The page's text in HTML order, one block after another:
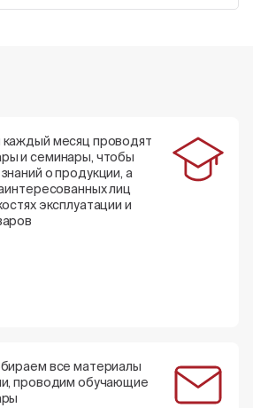
месяц проводят
и семинары, чтобы
о продукции, а
лиц
эксплуатации и
все материалы
проводим обучающие